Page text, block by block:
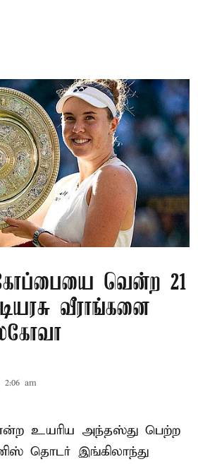
வென்ற 21
வீராங்கனை
2:06 am
உயரிய அந்தஸ்து பெற்ற
தொடர் இங்கிலாந்து